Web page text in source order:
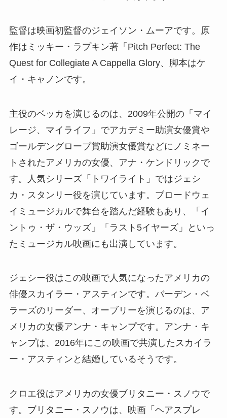
監督は映画初監督のジェイソン・ムーアです。原
作はミッキー・ラプキン著「Pitch Perfect: The
Quest for Collegiate A Cappella Glory、脚本はケ
イ・キャノンです。
主役のベッカを演じるのは、2009年公開の「マイ
レージ、マイライフ」でアカデミー助演女優賞や
ゴールデングローブ賞助演女優賞などにノミネー
トされたアメリカの女優、アナ・ケンドリックで
す。人気シリーズ「トワイライト」ではジェシ
カ・スタンリー役を演じています。ブロードウェ
イミュージカルで舞台を踏んだ経験もあり、「イ
ントゥ・ザ・ウッズ」「ラスト5イヤーズ」といっ
たミュージカル映画にも出演しています。
ジェシー役はこの映画で人気になったアメリカの
俳優スカイラー・アスティンです。バーデン・ベ
ラーズのリーダー、オーブリーを演じるのは、ア
メリカの女優アンナ・キャンプです。アンナ・キ
ャンプは、2016年にこの映画で共演したスカイラ
ー・アスティンと結婚しているそうです。
クロエ役はアメリカの女優ブリタニー・スノウで
す。ブリタニー・スノウは、映画「ヘアスプレ